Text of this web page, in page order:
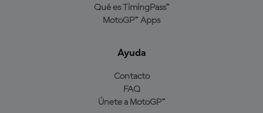
Qué es TimingPass™
MotoGP™ Apps
Ayuda
Contacto
FAQ
Únete a MotoGP™